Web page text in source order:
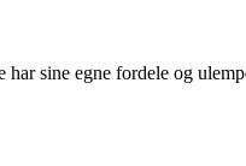
sine egne fordele og